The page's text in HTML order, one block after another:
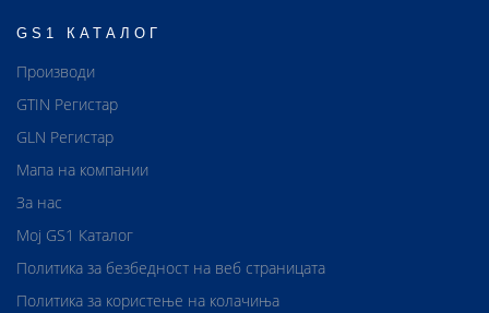
GS1 КАТАЛОГ
Производи
GTIN Регистар
GLN Регистар
Мапа на компании
За нас
Мој GS1 Каталог
Политика за безбедност на веб страницата
Политика за користење на колачиња